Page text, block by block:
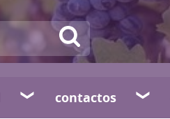
contactos